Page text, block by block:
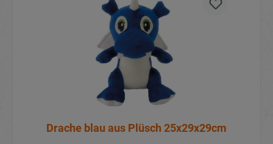
Drache blau aus Plüsch 25x29x29cm